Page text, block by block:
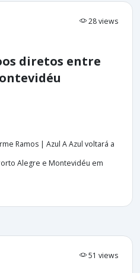
28 views
diretos entre
Ramos | Azul A Azul voltará a
Alegre e Montevidéu em
51 views